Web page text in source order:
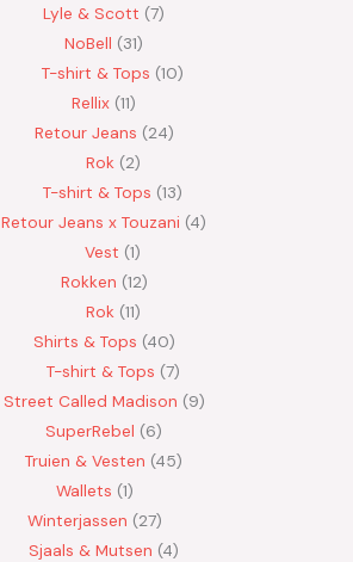
Lyle & Scott 7
NoBell
31
T-shirt & Tops 10
Rellix 11
Retour Jeans 24
Rok 2
T-shirt & Tops 13
Retour Jeans x Touzani 4
Vest 1
Rokken 12
Rok 11
Shirts & Tops 40
T-shirt & Tops 7
Street Called Madison 9
SuperRebel
6
Truien & Vesten 45
Wallets 1
Winterjassen
27
Sjaals & Mutsen 4